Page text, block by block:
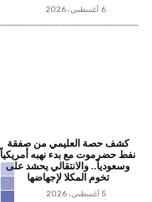
6 أغسطس، 2026
كشف حصة العليمي من صفقة
نفط حضرموت مع بدء نهبه أمريكياً
وسعودياً.. والانتقالي يحشد على
تخوم المكلا لإجهاضها
5 أغسطس، 2026